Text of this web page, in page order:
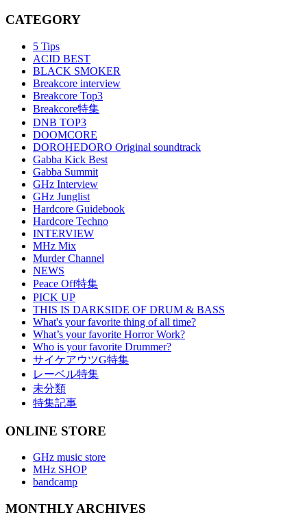
CATEGORY
5 Tips
ACID BEST
BLACK SMOKER
Breakcore interview
Breakcore Top3
Breakcore特集
DNB TOP3
DOOMCORE
DOROHEDORO Original soundtrack
Gabba Kick Best
Gabba Summit
GHz Interview
GHz Junglist
Hardcore Guidebook
Hardcore Techno
INTERVIEW
MHz Mix
Murder Channel
NEWS
Peace Off特集
PICK UP
THIS IS DARKSIDE OF DRUM & BASS
What's your favorite thing of all time?
What’s your favorite Horror Work?
Who is your favorite Drummer?
サイケアウツG特集
レーベル特集
未分類
特集記事
ONLINE STORE
GHz music store
MHz SHOP
bandcamp
MONTHLY ARCHIVES